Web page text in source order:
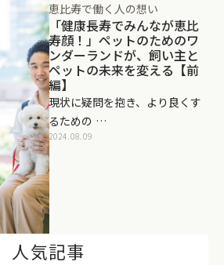
恵比寿で働く人の想い
「健康長寿でみんなが恵比
寿顔！」ペットのためのワ
ンダーランドが、飼い主と
ペットの未来を変える【前
編】
現状に疑問を抱き、より良くす
るための …
2024.08.09
人気記事